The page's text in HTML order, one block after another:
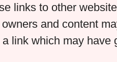
links to other
and content
link which may have